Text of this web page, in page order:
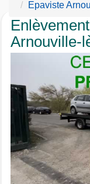
Epaviste
Arnouville-